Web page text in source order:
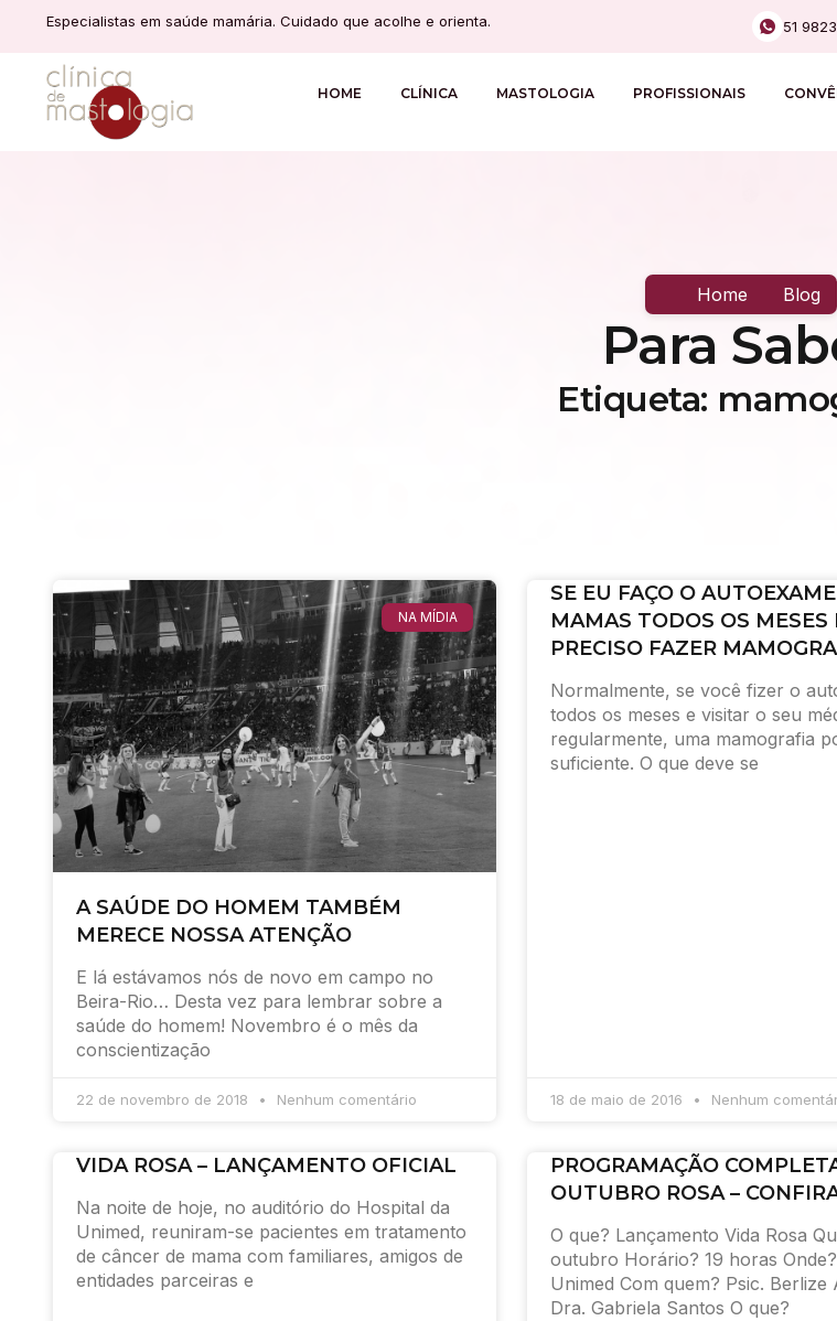
Especialistas em saúde mamária. Cuidado que acolhe e orienta. 51
HOME CLÍNICA MASTOLOGIA PROFISSIONAIS
Home Blog
Para
Etiqueta:
NA MÍDIA
A SAÚDE DO HOMEM TAMBÉM
MERECE NOSSA ATENÇÃO
E lá estávamos nós de novo em campo no
Beira-Rio… Desta vez para lembrar sobre a
saúde do homem! Novembro é o mês da
conscientização
22 de novembro de 2018 Nenhum comentário
SE EU FAÇO O
MAMAS TODOS OS MESES
PRECISO FAZER
Normalmente, se você fizer o
todos os meses e visitar o seu
regularmente, uma mamografia
suficiente. O que deve se
18 de maio de 2016 Nenhum
VIDA ROSA – LANÇAMENTO OFICIAL
Na noite de hoje, no auditório do Hospital da
Unimed, reuniram-se pacientes em tratamento
de câncer de mama com familiares, amigos de
entidades parceiras e
PROGRAMAÇÃO
OUTUBRO ROSA –
O que? Lançamento Vida Rosa
outubro Horário? 19 horas
Unimed Com quem? Psic. Berlize
Dra. Gabriela Santos O que?